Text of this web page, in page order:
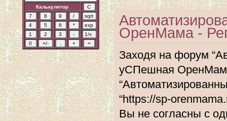
Калькулятор
ОренМама -
Заходя на форум
уСПешная
“https://sp-
Вы не согласны с